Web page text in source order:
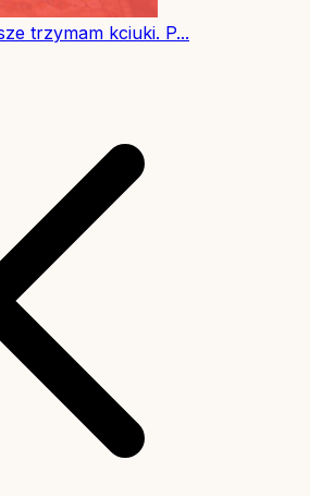
trzymam kciuki. P...